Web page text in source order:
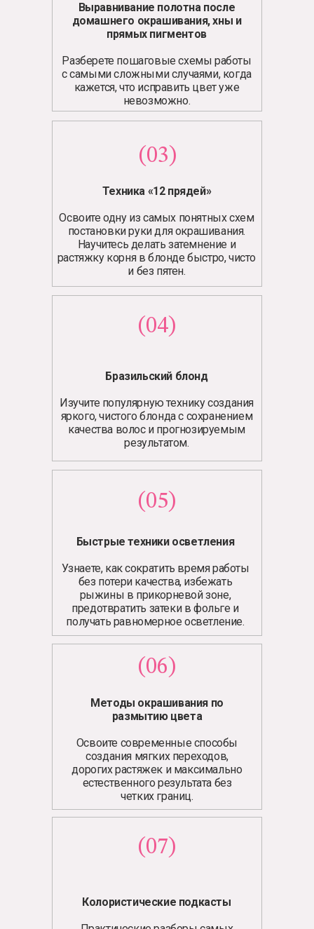
Выравнивание полотна после
домашнего окрашивания, хны и
прямых пигментов
Разберете пошаговые схемы работы
с самыми сложными случаями, когда
кажется, что исправить цвет уже
невозможно.
(07)
Колористические подкасты
(04)
Бразильский блонд
Изучите популярную технику создания
яркого, чистого блонда с сохранением
качества волос и прогнозируемым
результатом.
(06)
Методы окрашивания по
размытию цвета
Освоите современные способы
создания мягких переходов,
дорогих растяжек и максимально
естественного результата без
четких границ.
(05)
Быстрые техники осветления
Узнаете, как сократить время работы
без потери качества, избежать
рыжины в прикорневой зоне,
предотвратить затеки в фольге и
получать равномерное осветление.
(03)
Техника «12 прядей»
Освоите одну из самых понятных схем
постановки руки для окрашивания.
Научитесь делать затемнение и
растяжку корня в блонде быстро, чисто
и без пятен.